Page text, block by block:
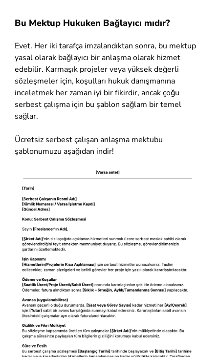
Bu Mektup Hukuken Bağlayıcı mıdır?
Evet. Her iki tarafça imzalandıktan sonra, bu mektup
yasal olarak bağlayıcı bir anlaşma olarak hizmet
edebilir. Karmaşık projeler veya yüksek değerli
sözleşmeler için, koşulları hukuk danışmanına
inceletmek her zaman iyi bir fikirdir, ancak çoğu
serbest çalışma için bu şablon sağlam bir temel
sağlar.
Ücretsiz serbest çalışan anlaşma mektubu
şablonumuzu aşağıdan indir!